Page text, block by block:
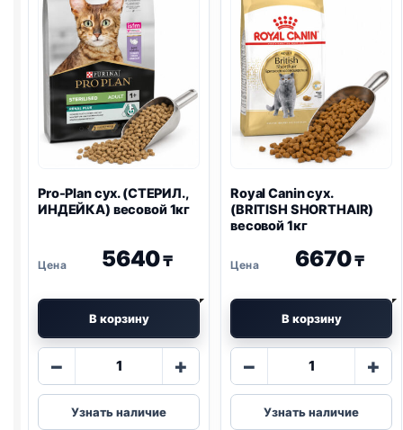
Pro-Planсух. (СТЕРИЛ.,
ИНДЕЙКА) весовой 1кг
5640₸
В корзину
−
Количество
Pro-
Plan
+
Узнать наличие
Royal Canin сух.
(BRITISH SHORTHAIR)
весовой 1кг
6670₸
В корзину
−
Количество
Royal
Canin
+
Узнать наличие